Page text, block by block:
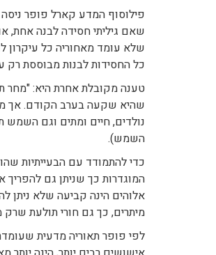
פילוסוף המדע קארל פופר
שאם גיליתי חסידה לבנה אחת,
שלא עומד מאחוריה כל עיקרון
כל החסידות לבנות מבוססת רק
טענה מקובלת אחרת היא: "מחר
שהיא שקעה בערב הקודם. אך
נולדים, חיים ומתים וגם
השמש).
כדי להתמודד עם הבעייתיות
המוגדרות כך שניתן גם להפריך
אלוהים הינה קביעה שלא ניתן
מיתרים, כך גם חורי תולעת שרק
לפי פופר תאוריה מדעית